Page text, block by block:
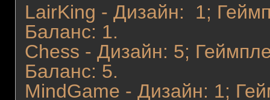
LairKing - Дизайн: 1;
Баланс: 1.
Chess - Дизайн: 5;
Баланс: 5.
MindGame - Дизайн: 1;